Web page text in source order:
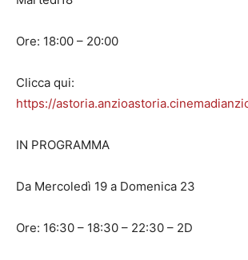
Ore: 18:00 – 20:00
Clicca qui:
https://
IN PROGRAMMA
Da Mercoledì 19 a Domenica 23
Ore: 16:30 – 18:30 – 22:30 – 2D